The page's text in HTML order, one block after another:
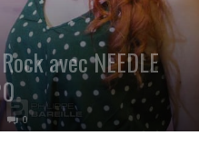
avec NEEDLE
0